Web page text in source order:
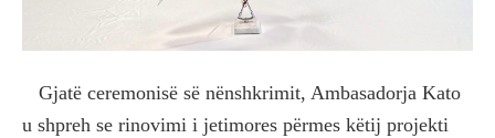
Gjatë ceremonisë së nënshkrimit, Ambasadorja Kato
u shpreh se rinovimi i jetimores përmes këtij projekti